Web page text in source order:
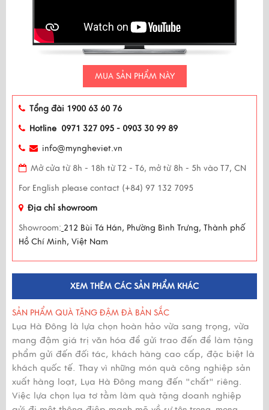
MUA SẢN PHẨM NÀY
Tổng đài 1900 63 60 76
Hotline 0971 327 095 - 0903 30 99 89
info@myngheviet.vn
Mở cửa từ 8h - 18h từ T2 - T6, mở từ 8h - 5h vào T7, CN
For English please contact (+84) 97 132 7095
Địa chỉ showroom
Showroom: 212 Bùi Tá Hán, Phường Bình Trưng, Thành phố
Hồ Chí Minh, Việt Nam
XEM THÊM CÁC SẢN PHẨM KHÁC
SẢN PHẨM QUÀ TẶNG ĐẬM ĐÀ BẢN SẮC
Lụa Hà Đông là lựa chọn hoàn hảo vừa sang trọng, vừa
mang đậm giá trị văn hóa để gửi trao đến để làm tặng
phẩm gửi đến đối tác, khách hàng cao cấp, đặc biệt là
khách quốc tế. Thay vì những món quà công nghiệp sản
xuất hàng loạt, Lụa Hà Đông mang đến "chất" riêng.
Việc lựa chọn lụa tơ tằm làm quà tặng doanh nghiệp